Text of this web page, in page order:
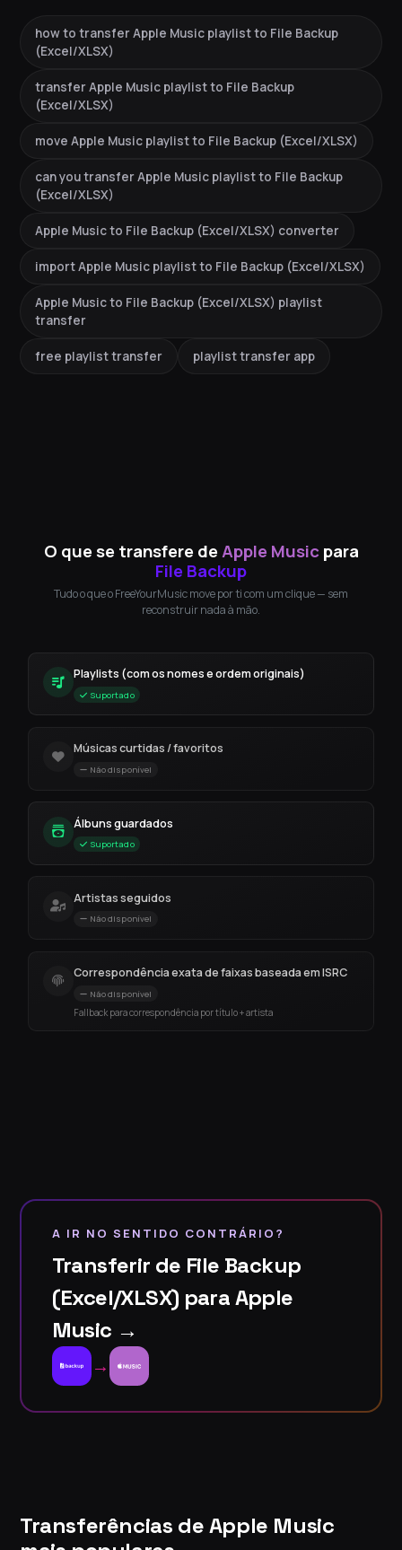
how to transfer Apple Music playlist to File Backup
(Excel/XLSX)
transfer Apple Music playlist to File Backup
(Excel/XLSX)
move Apple Music playlist to File Backup (Excel/XLSX)
can you transfer Apple Music playlist to File Backup
(Excel/XLSX)
Apple Music to File Backup (Excel/XLSX) converter
import Apple Music playlist to File Backup (Excel/XLSX)
Apple Music to File Backup (Excel/XLSX) playlist
transfer
free playlist transfer playlist transfer app
O que se transfere deApple Music para
File Backup
Tudo o que o FreeYourMusic move por ti com um clique — sem
reconstruir nada à mão.
Playlists (com os nomes e ordem originais)
Suportado
Músicas curtidas / favoritos
Não disponível
Álbuns guardados
Suportado
Artistas seguidos
Não disponível
Correspondência exata de faixas baseada em ISRC
Não disponível
Fallback para correspondência por título + artista
A IR NO SENTIDO CONTRÁRIO?
Transferir de File Backup
(Excel/XLSX) para Apple
Music →
→
Transferências de Apple Music